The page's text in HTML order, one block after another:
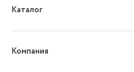
Каталог
Компания